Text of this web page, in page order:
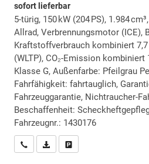
sofort lieferbar
5-türig, 150 kW (204 PS), 1.984
Allrad, Verbrennungsmotor (ICE),
Kraftstoffverbrauch kombiniert
(WLTP), CO₂-Emission kombiniert
Klasse G, Außenfarbe: Pfeilgrau
Fahrfähigkeit: fahrtauglich,
Fahrzeuggarantie, Nichtraucher-
Beschaffenheit:
Fahrzeugnr.: 1430176
Wir rufen Sie anPDF-Datei, Fahrzeugexposé